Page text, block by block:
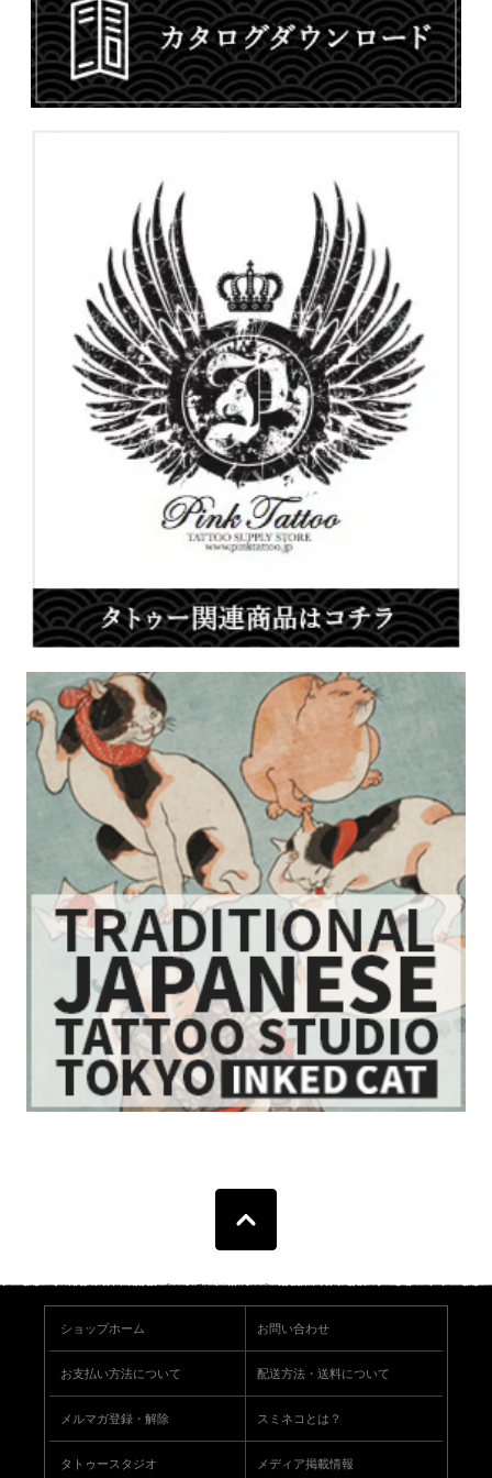
ショップホーム お問い合わせ
お支払い方法について 配送方法・送料について
メルマガ登録・解除 スミネコとは？
タトゥースタジオ メディア掲載情報